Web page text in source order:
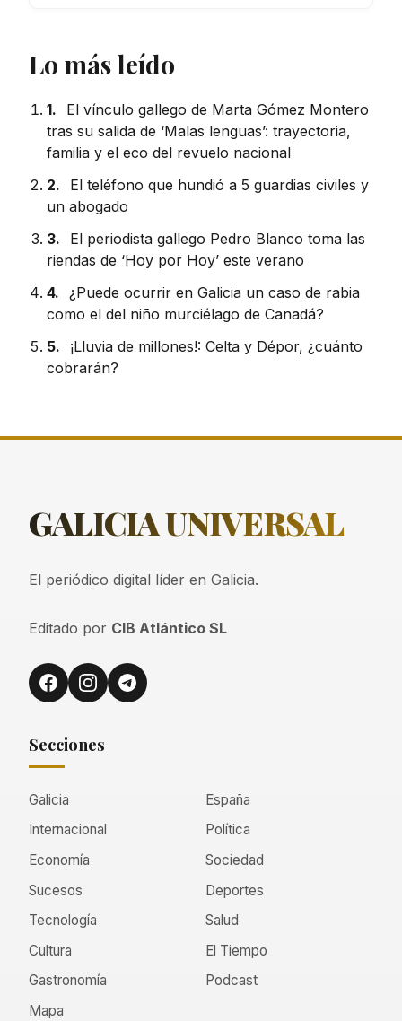
Lo más leído
1.
El vínculo gallego de Marta Gómez Montero
tras su salida de ‘Malas lenguas’: trayectoria,
familia y el eco del revuelo nacional
2.
El teléfono que hundió a 5 guardias civiles y
un abogado
3.
El periodista gallego Pedro Blanco toma las
riendas de ‘Hoy por Hoy’ este verano
4.
¿Puede ocurrir en Galicia un caso de rabia
como el del niño murciélago de Canadá?
5.
¡Lluvia de millones!: Celta y Dépor, ¿cuánto
cobrarán?
GALICIAUNIVERSAL
El periódico digital líder en Galicia.
Editado por CIB Atlántico SL
Secciones
Galicia
España
Internacional
Política
Economía
Sociedad
Sucesos
Deportes
Tecnología
Salud
Cultura
El Tiempo
Gastronomía
Podcast
Mapa